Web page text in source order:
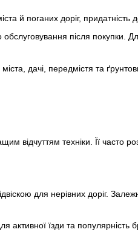
й поганих доріг, придатність
обслуговування після
дачі, передмістя та
техніки. Її часто
для нерівних доріг.
активної їзди та популярність